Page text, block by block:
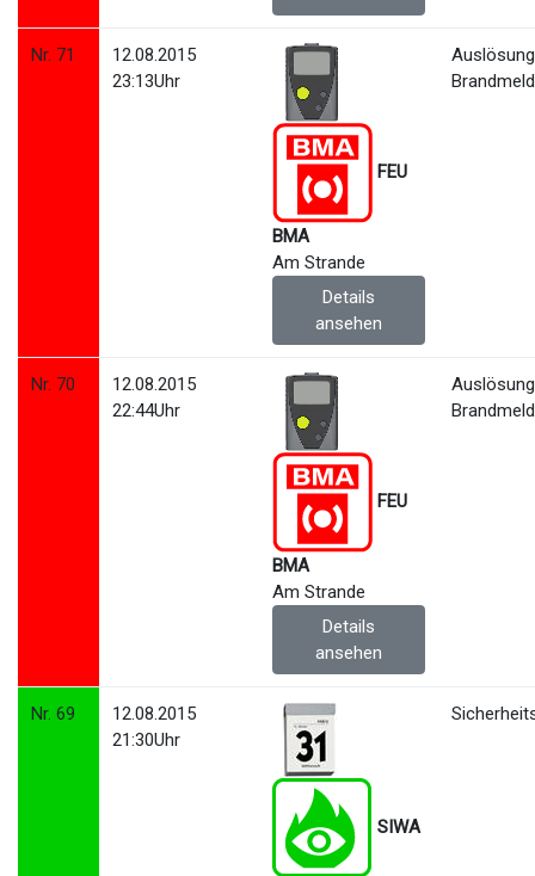
Nr. 71
12.08.2015
23:13Uhr
FEU
BMA
Am Strande
Details
ansehen
Auslösung
Nr. 70
12.08.2015
22:44Uhr
FEU
BMA
Am Strande
Details
ansehen
Auslösung
Nr. 69
12.08.2015
21:30Uhr
SIWA